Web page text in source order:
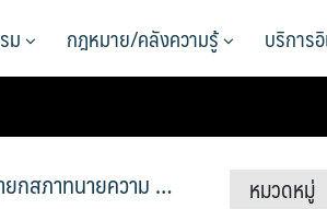
ม กฎหมาย/คลังความรู้ บริการ
ยกสภาทนายความ … หมวดหมู่